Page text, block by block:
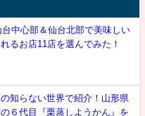
台中心部＆仙台北部で美味しい
るお店11店を選んでみた！
の知らない世界で紹介！山形県
６代目『栗蒸しようかん』を